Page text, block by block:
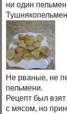
ни один
Не рваные, не
пельмени.
Рецепт был
с мясом, но